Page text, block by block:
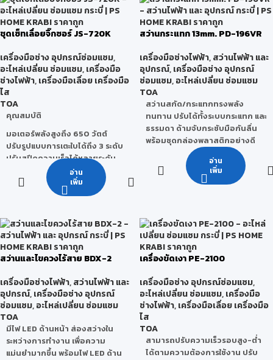
ชุดเซ็ทเลื่อยจิ๊กซอร์ JS-720K
เครื่องมือช่าง อุปกรณ์ซ่อมแซม,
อะไหล่เปลี่ยน ซ่อมแซม,เครื่องมือ
ช่างไฟฟ้า,เครื่องมือเลื่อย เครื่องมือ
ไส
TOA
คุณสมบัติ
มอเตอร์พลังสูงถึง 650 วัตต์
ปรับรูปแบบการเตะใบได้ถึง 3 ระดับ
ปรับสปีดความเร็วได้หลายระดับ
สามารถปรับองศาความเอียงได้
หลายระดับ
มีท่อดูดฝุ่นออกด้านหลัง
แถมชุดใบเลื่อยมากถึง 20 ชิ้น
บรรจุภัณฑ์แบบ Box Set เรียบร้อย
สวยงาม
อ่าน
เพิ่ม
สว่านกระแทก 13mm. PD-196VR
เครื่องมือช่างไฟฟ้า,สว่านไฟฟ้า และ
อุปกรณ์,เครื่องมือช่าง อุปกรณ์
ซ่อมแซม,อะไหล่เปลี่ยน ซ่อมแซม
TOA
สว่านสกัด/กระแทกทรงพลัง
ทนทาน ปรับได้ทั้งระบบกระแทก และ
ธรรมดา ด้ามจับกระชับมือกันลื่น
พร้อมชุดกล่องพลาสติกอย่างดี
Specification
710 วัตต์
ขนาดหัวจับ
ดอก
13 มม.
ความเร็วรอบใน
0 -
ครั้ง/นาที
ความสามารถ
25 มม.
ความสามารถ
ในการเจาะเหล็ก
13 มม.
อ่าน
เพิ่ม
สว่านและไขควงไร้สาย BDX-2
เครื่องมือช่างไฟฟ้า,สว่านไฟฟ้า และ
อุปกรณ์,เครื่องมือช่าง อุปกรณ์
ซ่อมแซม,อะไหล่เปลี่ยน ซ่อมแซม
TOA
มีไฟ LED ด้านหน้า ส่องสว่างใน
ระหว่างการทำงาน เพื่อความ
แม่นยำมากขึ้น พร้อมไฟ LED ด้าน
เครื่องขัดเงา PE-2100
เครื่องมือช่าง อุปกรณ์ซ่อมแซม,
อะไหล่เปลี่ยน ซ่อมแซม,เครื่องมือ
ช่างไฟฟ้า,เครื่องมือเลื่อย เครื่องมือ
ไส
TOA
สามารถปรับความเร็วรอบสูง-ต่ำ
ได้ตามความต้องการใช้งาน ปรับ